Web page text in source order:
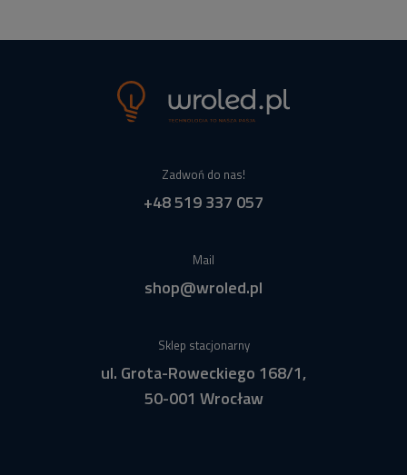
Zadwoń do nas!
+48 519 337 057
Mail
shop@wroled.pl
Sklep stacjonarny
ul. Grota-Roweckiego 168/1,
50-001 Wrocław